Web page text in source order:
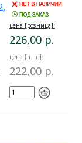
цена [розница]:
226,00 р.
цена [п. п.]:
222,00 р.